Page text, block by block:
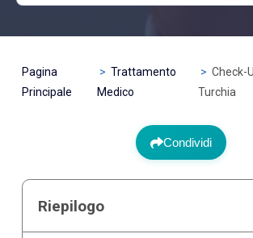
Pagina
Principale
Trattamento
Medico
Check-
Turchia
Condividi
Riepilogo